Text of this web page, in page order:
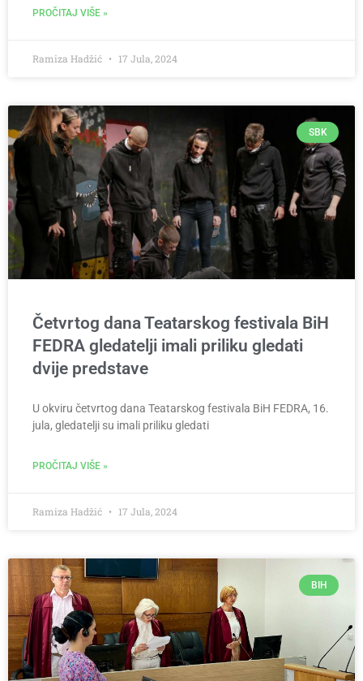
PROČITAJ VIŠE »
Ramiza Hadžić 17 Jula, 2024
SBK
Četvrtog dana Teatarskog festivala BiH
FEDRA gledatelji imali priliku gledati
dvije predstave
U okviru četvrtog dana Teatarskog festivala BiH FEDRA, 16.
jula, gledatelji su imali priliku gledati
PROČITAJ VIŠE »
Ramiza Hadžić 17 Jula, 2024
BIH